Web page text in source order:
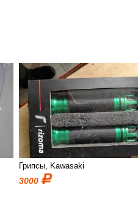
Грипсы, Kawasaki
3000